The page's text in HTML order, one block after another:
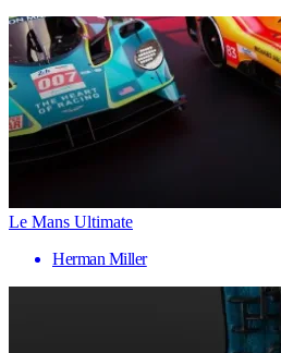
Le Mans Ultimate
Herman Miller